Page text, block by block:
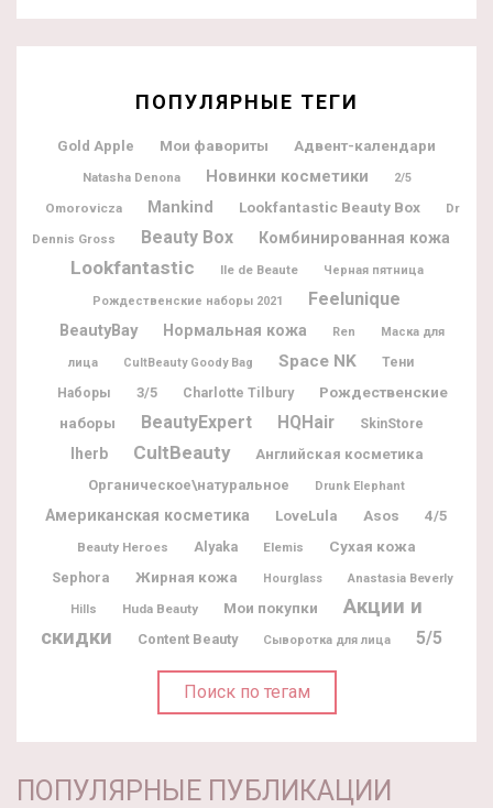
ПОПУЛЯРНЫЕ ТЕГИ
Gold Apple Мои фавориты Адвент-календари
Natasha Denona Новинки косметики 2/5
Omorovicza Mankind Lookfantastic Beauty Box
Dr
Dennis Gross
Beauty Box Комбинированная кожа
Lookfantastic Ile de Beaute Черная пятница
Рождественские наборы 2021 Feelunique
BeautyBay Нормальная кожа Ren Маска для
лица CultBeauty Goody Bag Space NK
Тени
Наборы
3/5 Charlotte Tilbury
Рождественские
наборы
BeautyExpert HQHair SkinStore
Iherb CultBeauty
Английская косметика
Органическое\натуральное
Drunk Elephant
Американская косметика LoveLula Asos 4/5
Beauty Heroes Alyaka Elemis
Сухая кожа
Sephora
Жирная кожа Hourglass Anastasia Beverly
Hills Huda Beauty Мои покупки
Акции и
скидки
Content Beauty Сыворотка для лица 5/5
Поиск по тегам
ПОПУЛЯРНЫЕ ПУБЛИКАЦИИ